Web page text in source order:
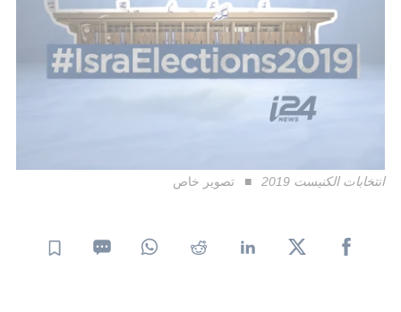
انتخابات الكنيست 2019 تصوير خاص